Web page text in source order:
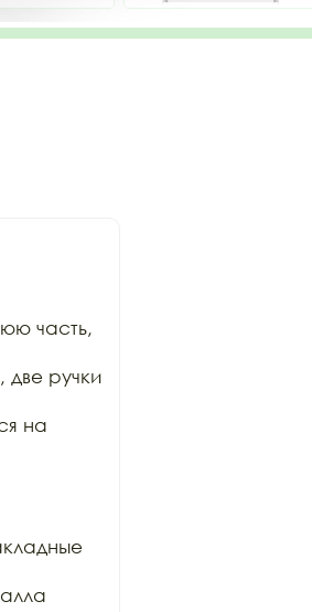
часть,
ручки
на